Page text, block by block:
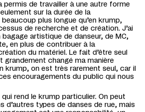
permis de travailler à une autre forme
sur la durée de la
plus longue qu’en krump,
de recherche et de création. J’ai
artistique de danseur, de MC,
en plus de contribuer à la
du matériel. Le fait d’être seul
grandement changé ma manière
krump, on est très rarement seul, car il
encouragements du public qui nous
rend le krump particulier. On peut
d’autres types de danses de rue, mais